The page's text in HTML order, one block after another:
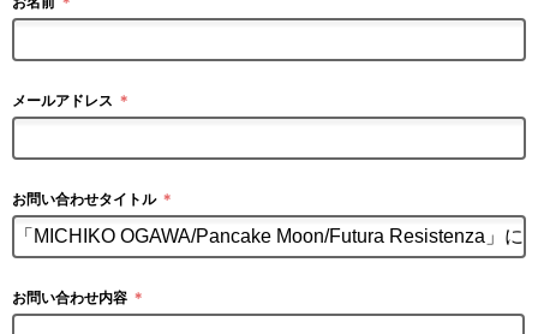
メールアドレス ＊
お問い合わせタイトル ＊
お問い合わせ内容 ＊